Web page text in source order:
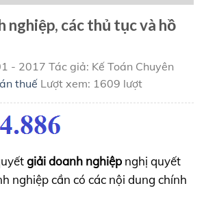
nghiệp, các thủ tục và hồ
- 2017 Tác giả: Kế Toán Chuyên
thuế Lượt xem: 1609 lượt
giải doanh nghiệp nghị quyết
nghiệp cần có các nội dung chính